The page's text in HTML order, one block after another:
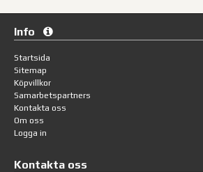
Info
Startsida
Sitemap
Köpvillkor
Samarbetspartners
Kontakta oss
Om oss
Logga in
Kontakta oss